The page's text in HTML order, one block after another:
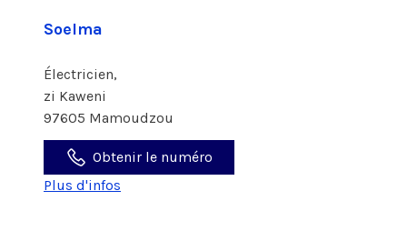
Soelma
Électricien,
zi Kaweni
97605 Mamoudzou
Obtenir le numéro
Plus d'infos